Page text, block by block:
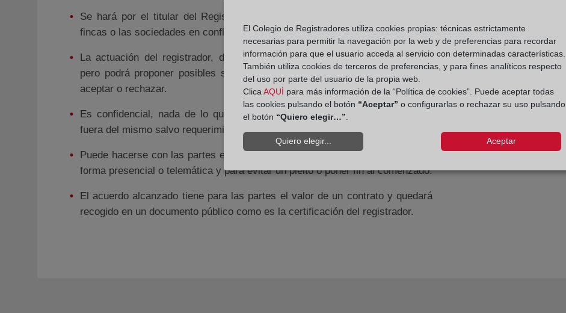
Se hará por el titular del Registro competente, donde consten inscritas las
fincas o las sociedades en conflicto.
La actuación del registrador, de naturaleza imparcial, será siempre neutral
pero podrá proponer posibles soluciones al conflicto que las partes pueden
aceptar o rechazar.
Es confidencial, nada de lo que se diga en el procedimiento puede usarse
fuera del mismo salvo requerimiento judicial ante un ilícito penal.
Puede hacerse con las partes en conflicto o con sus abogados; realizarse de
forma presencial o telemática y para evitar un pleito o poner fin al comenzado.
El acuerdo alcanzado tiene para las partes el valor de un contrato y quedará
recogido en un documento público como es la certificación del registrador.
El Colegio de Registradores utiliza cookies propias: técnicas estrictamente
necesarias para permitir la navegación por la web y de preferencias para recordar
información para que el usuario acceda al servicio con determinadas características.
También utiliza cookies de terceros de preferencias, y para fines analíticos respecto
del uso por parte del usuario de la propia web.
Clica AQUÍ para más información de la “Política de cookies”. Puede aceptar todas
las cookies pulsando el botón “Aceptar” o configurarlas o rechazar su uso pulsando
el botón “Quiero elegir…”
Quiero elegir... Aceptar